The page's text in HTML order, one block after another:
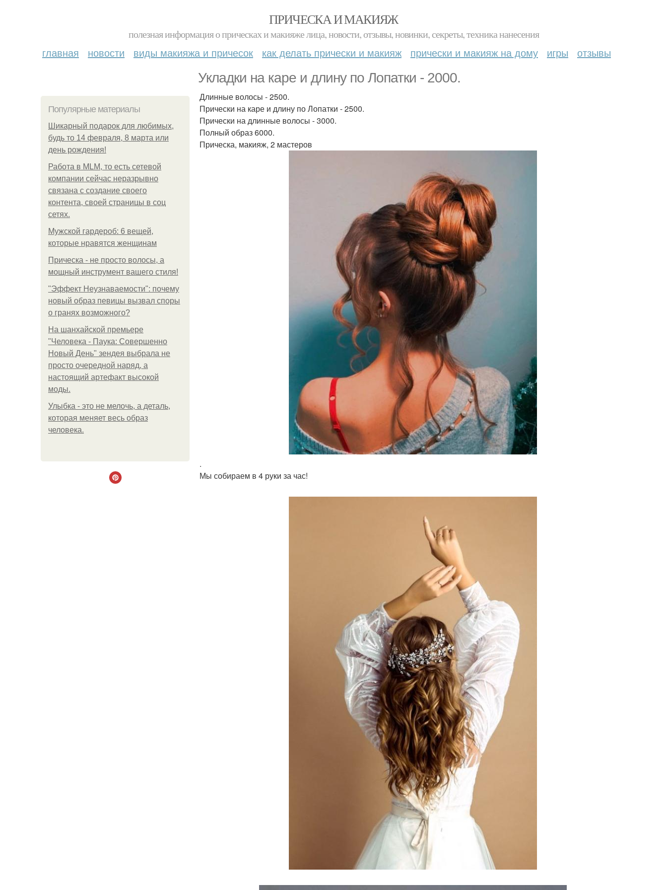
ПРИЧЕСКА И МАКИЯЖ
полезная информация о прическах и макияже лица, новости, отзывы, новинки, секреты, техника нанесения
главная новости виды макияжа и причесок как делать прически и макияж прически и макияж на дому игры отзывы
Укладки на каре и длину по Лопатки - 2000.
Популярные материалы
Шикарный подарок для любимых,
будь то 14 февраля, 8 марта или
день рождения!
Работа в MLM, то есть сетевой
компании сейчас неразрывно
связана с создание своего
контента, своей страницы в соц
сетях.
Мужской гардероб: 6 вещей,
которые нравятся женщинам
Прическа - не просто волосы, а
мощный инструмент вашего стиля!
"Эффект Неузнаваемости": почему
новый образ певицы вызвал споры
о гранях возможного?
На шанхайской премьере
"Человека - Паука: Совершенно
Новый День" зендея выбрала не
просто очередной наряд, а
настоящий артефакт высокой
моды.
Улыбка - это не мелочь, а деталь,
которая меняет весь образ
человека.
Длинные волосы - 2500.
Прически на каре и длину по Лопатки - 2500.
Прически на длинные волосы - 3000.
Полный образ 6000.
Прическа, макияж, 2 мастеров
.
Мы собираем в 4 руки за час!